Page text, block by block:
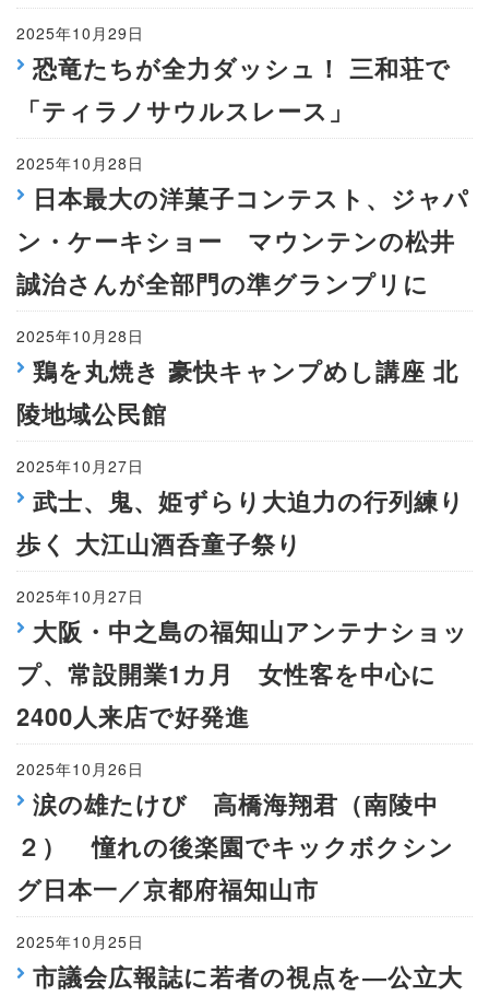
2025年10月29日
恐竜たちが全力ダッシュ！ 三和荘で
「ティラノサウルスレース」
2025年10月28日
日本最大の洋菓子コンテスト、ジャパ
ン・ケーキショー マウンテンの松井
誠治さんが全部門の準グランプリに
2025年10月28日
鶏を丸焼き 豪快キャンプめし講座 北
陵地域公民館
2025年10月27日
武士、鬼、姫ずらり大迫力の行列練り
歩く 大江山酒呑童子祭り
2025年10月27日
大阪・中之島の福知山アンテナショッ
プ、常設開業1カ月 女性客を中心に
2400人来店で好発進
2025年10月26日
涙の雄たけび 高橋海翔君（南陵中
２） 憧れの後楽園でキックボクシン
グ日本一／京都府福知山市
2025年10月25日
市議会広報誌に若者の視点を―公立大